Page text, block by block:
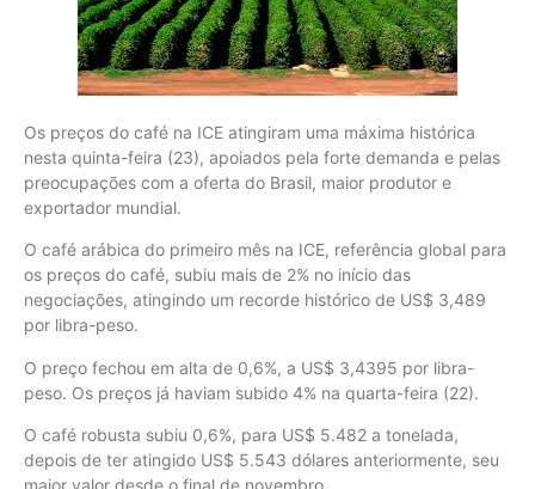
Os preços do café na ICE atingiram uma máxima histórica
nesta quinta-feira (23), apoiados pela forte demanda e pelas
preocupações com a oferta do Brasil, maior produtor e
exportador mundial.
O café arábica do primeiro mês na ICE, referência global para
os preços do café, subiu mais de 2% no início das
negociações, atingindo um recorde histórico de US$ 3,489
por libra-peso.
O preço fechou em alta de 0,6%, a US$ 3,4395 por libra-
peso. Os preços já haviam subido 4% na quarta-feira (22).
O café robusta subiu 0,6%, para US$ 5.482 a tonelada,
depois de ter atingido US$ 5.543 dólares anteriormente, seu